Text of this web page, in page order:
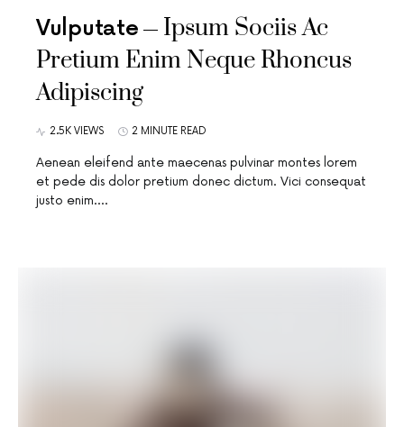
Vulputate
Ipsum Sociis Ac
Pretium Enim Neque Rhoncus
Adipiscing
2.5K VIEWS 2 MINUTE READ
Aenean eleifend ante maecenas pulvinar montes lorem
et pede dis dolor pretium donec dictum. Vici consequat
justo enim.…